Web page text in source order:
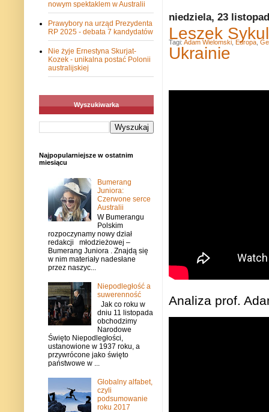
niedziela, 23
Leszek
Ukrainie
Analiza prof.
Tagi: Adam Wielomski, Europa,
nowym spektaklem w Australii
Prawybory na urząd Prezydenta
RP 2025 - debata 7 kandydatów
Nie żyje Ernestyna Skurjat-
Kozek - unikalna postać Polonii
australijskiej
Wyszukiwarka
Najpopularniejsze w ostatnim
miesiącu
Bumerang
Juniora:
Czerwone serce
Australii
W Bumerangu
Polskim
rozpoczynamy nowy dział
redakcji młodzieżowej –
Bumerang Juniora . Znajdą się
w nim materiały nadesłane
przez naszyc...
Niepodległość a
suwerenność
Jak co roku w
dniu 11 listopada
obchodzimy
Narodowe
Święto Niepodległości,
ustanowione w 1937 roku, a
przywrócone jako święto
państwowe w ...
Globalny alfabet,
czyli
podsumowanie
roku 2017